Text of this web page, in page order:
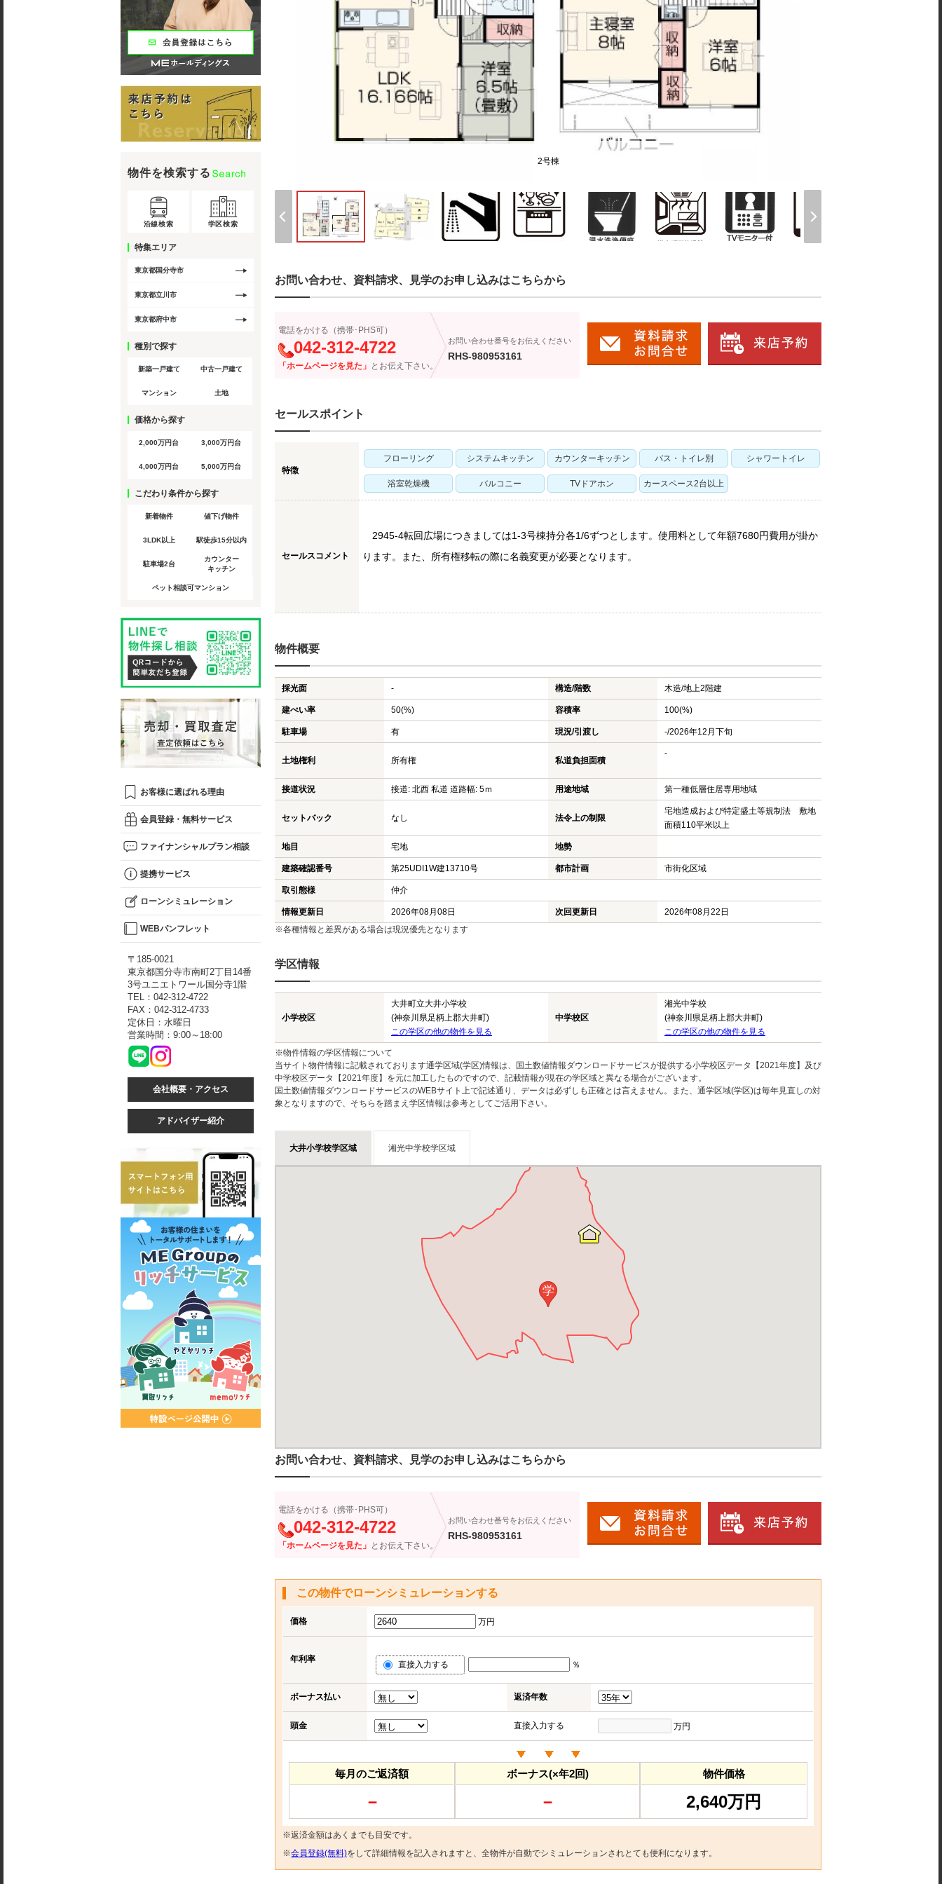
2号棟
お問い合わせ、資料請求、見学のお申し込みはこちらから
電話をかける（携帯･PHS可）
042-312-4722
「ホームページを見た」 とお伝え下さい。
お問い合わせ番号をお伝えください
RHS-980953161
セールスポイント
特徴
フローリング システムキッチン カウンターキッチン バス・トイレ別 シャワートイレ
浴室乾燥機 バルコニー TVドアホン カースペース2台以上
セールスコメント
2945-4転回広場につきましては1-3号棟持分各1/6ずつとします。使用料として年額7680円費用が掛か
ります。また、所有権移転の際に名義変更が必要となります。
物件概要
採光面 - 構造/階数 木造/地上2階建
建ぺい率 50(%) 容積率 100(%)
駐車場 有 現況/引渡し -/2026年12月下旬
土地権利 所有権 私道負担面積
-
接道状況 接道: 北西 私道 道路幅: 5ｍ 用途地域 第一種低層住居専用地域
セットバック なし 法令上の制限
宅地造成および特定盛土等規制法 敷地
面積110平米以上
地目 宅地 地勢
建築確認番号 第25UDI1W建13710号 都市計画 市街化区域
取引態様 仲介
情報更新日 2026年08月08日 次回更新日
2026年08月22日
※各種情報と差異がある場合は現況優先となります
学区情報
小学校区
大井町立大井小学校
(神奈川県足柄上郡大井町)
この学区の他の物件を見る
中学校区
湘光中学校
(神奈川県足柄上郡大井町)
この学区の他の物件を見る
※物件情報の学区情報について
当サイト物件情報に記載されております通学区域(学区)情報は、国土数値情報ダウンロードサービスが提供する小学校区データ【2021年度】及び
中学校区データ【2021年度】を元に加工したものですので、記載情報が現在の学区域と異なる場合がございます。
国土数値情報ダウンロードサービスのWEBサイト上で記述通り、データは必ずしも正確とは言えません。また、通学区域(学区)は毎年見直しの対
象となりますので、そちらを踏まえ学区情報は参考としてご活用下さい。
大井小学校学区域 湘光中学校学区域
学
お問い合わせ、資料請求、見学のお申し込みはこちらから
電話をかける（携帯･PHS可）
042-312-4722
「ホームページを見た」 とお伝え下さい。
お問い合わせ番号をお伝えください
RHS-980953161
この物件でローンシミュレーションする
価格 万円
年利率
直接入力する ％
ボーナス払い 返済年数
頭金 直接入力する 万円
毎月のご返済額
－
ボーナス(×年2回)
－
物件価格
2,640万円
※返済金額はあくまでも目安です。
※会員登録(無料)をして詳細情報を記入されますと、全物件が自動でシミュレーションされとても便利になります。
物件を検索する
沿線検索 学区検索
特集エリア
東京都国分寺市
東京都立川市
東京都府中市
種別で探す
新築一戸建て 中古一戸建て
マンション 土地
価格から探す
2,000万円台 3,000万円台
4,000万円台 5,000万円台
こだわり条件から探す
新着物件 値下げ物件
3LDK以上 駅徒歩15分以内
駐車場2台
カウンター
キッチン
ペット相談可マンション
お客様に選ばれる理由
会員登録・無料サービス
ファイナンシャルプラン相談
提携サービス
ローンシミュレーション
WEBパンフレット
〒185-0021
東京都国分寺市南町2丁目14番
3号ユニエトワール国分寺1階
TEL：042-312-4722
FAX：042-312-4733
定休日：水曜日
営業時間：9:00～18:00
会社概要・アクセス
アドバイザー紹介